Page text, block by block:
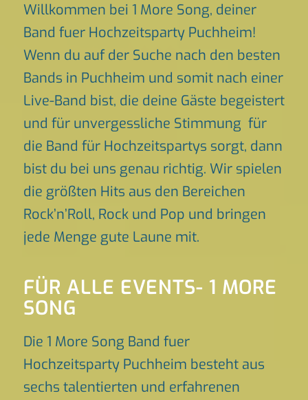
Willkommen bei 1 More Song, deiner
Band fuer Hochzeitsparty Puchheim!
Wenn du auf der Suche nach den besten
Bands in Puchheim und somit nach einer
Live-Band bist, die deine Gäste begeistert
und für unvergessliche Stimmung für
die Band für Hochzeitspartys sorgt, dann
bist du bei uns genau richtig. Wir spielen
die größten Hits aus den Bereichen
Rock’n’Roll, Rock und Pop und bringen
jede Menge gute Laune mit.
FÜR ALLE EVENTS- 1 MORE
SONG
Die 1 More Song Band fuer
Hochzeitsparty Puchheim besteht aus
sechs talentierten und erfahrenen